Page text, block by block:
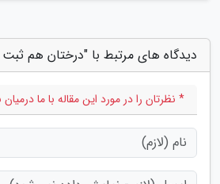
دیدگاه های مرتبط با "درختان هم
* نظرتان را در مورد این مقاله با ما درمیان